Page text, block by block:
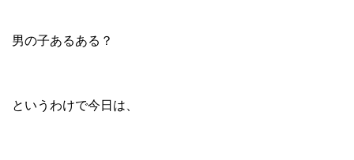
男の子あるある？
というわけで今日は、